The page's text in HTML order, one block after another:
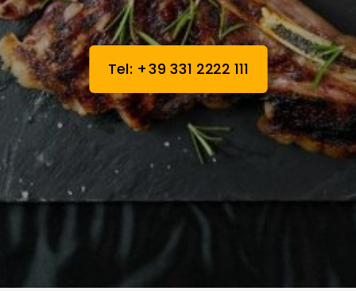
Tel: +39 331 2222 111